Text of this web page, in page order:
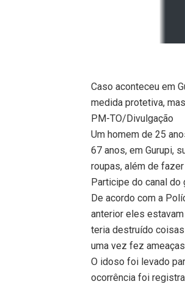
Caso aconteceu em
medida protetiva,
PM-TO/Divulgação
Um homem de 25
67 anos, em Gurupi,
roupas, além de
Participe do canal do
De acordo com a
anterior eles
teria destruído coisas
uma vez fez
O idoso foi levado
ocorrência foi